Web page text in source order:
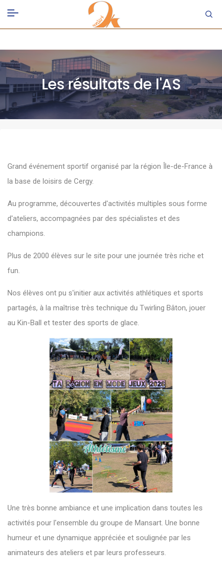
Les résultats de l'AS
Grand événement sportif organisé par la région Île-de-France à
la base de loisirs de Cergy.
Au programme, découvertes d'activités multiples sous forme
d'ateliers, accompagnées par des spécialistes et des
champions.
Plus de 2000 élèves sur le site pour une journée très riche et
fun.
Nos élèves ont pu s'initier aux activités athlétiques et sports
partagés, à la maîtrise très technique du Twirling Bâton, jouer
au Kin-Ball et tester des sports de glace.
Une très bonne ambiance et une implication dans toutes les
activités pour l'ensemble du groupe de Mansart. Une bonne
humeur et une dynamique appréciée et soulignée par les
animateurs des ateliers et par leurs professeurs.